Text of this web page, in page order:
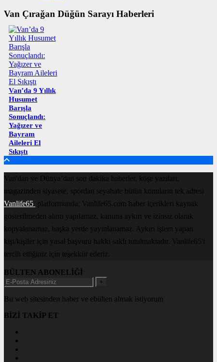
Van Çırağan Düğün Sarayı Haberleri
Van’da 9 Yıllık
Husumet
Barışla
Sonuçlandı:
Yağızer ve
Bayram
Aileleri El
Sıkıştı
Van'dan ve Dünya’dan son dakika haberler, köşe yazıları,
magazinden siyasete, spordan seyahate bütün konuların tek adresi
Vanlife65 platformunda; Vanlife65.com haber içerikleri kaynak
gösterilmeden alıntı yapılamaz, kanuna aykırı ve izinsiz olarak
kopyalanamaz, başka yerde yayınlanamaz. Aykırı işlem yapan
kişi/kişiler için yasal başvuru hakkı saklı tutulmaktadır. Vanlife65'i
tercih ettiğiniz için teşekkür ederiz.
BÜLTEN ABONELİĞİ
+
Bu web sitesinden haber ve ebülten almak istiyorum
BİZİ TAKİP ET